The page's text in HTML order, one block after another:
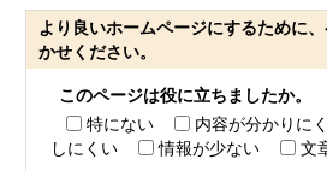
より良いホームページにするために
かせください。
このページは役に立ちましたか。
特にない
内容が分かりに
しにくい
情報が少ない 文